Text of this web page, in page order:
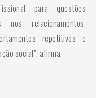
para questões
nos relacionamentos,
repetitivos e
social”, afirma.